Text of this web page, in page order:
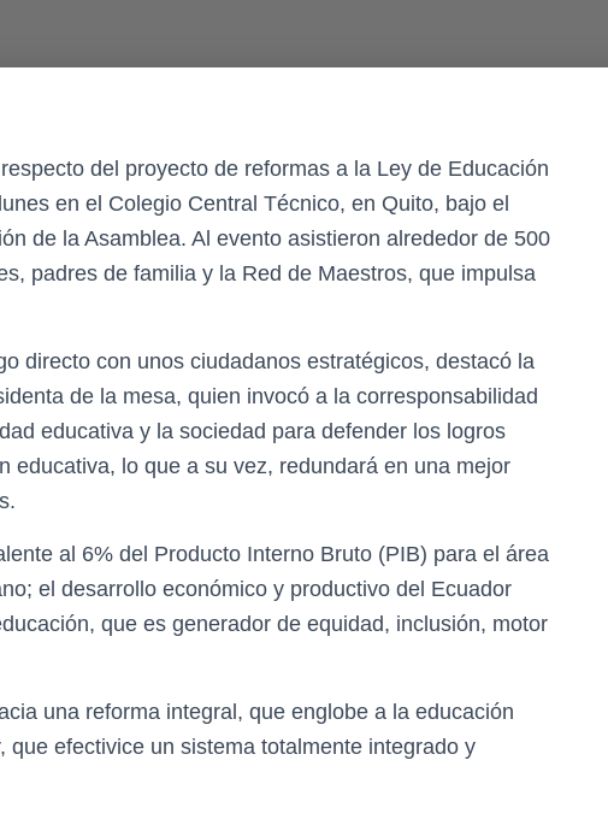
del proyecto de reformas a la Ley de Educación
en el Colegio Central Técnico, en Quito, bajo el
de la Asamblea. Al evento asistieron alrededor de 500
padres de familia y la Red de Maestros, que impulsa
directo con unos ciudadanos estratégicos, destacó la
de la mesa, quien invocó a la corresponsabilidad
educativa y la sociedad para defender los logros
educativa, lo que a su vez, redundará en una mejor
al 6% del Producto Interno Bruto (PIB) para el área
el desarrollo económico y productivo del Ecuador
que es generador de equidad, inclusión, motor
una reforma integral, que englobe a la educación
que efectivice un sistema totalmente integrado y